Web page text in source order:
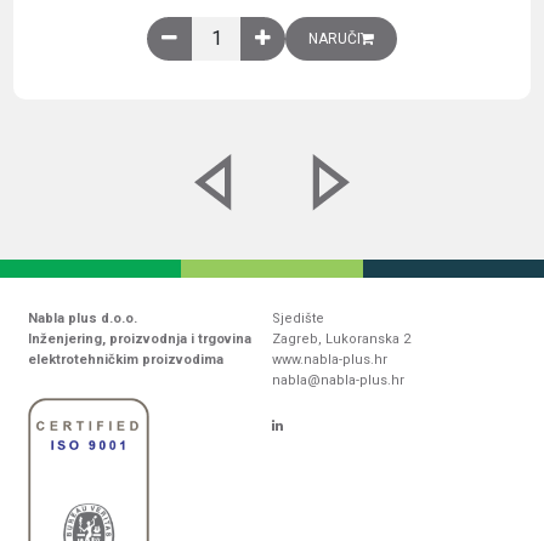
Obična montažna ploča V1000xŠ800mm,
NARUČI
Nabla plus d.o.o.
Inženjering, proizvodnja i trgovina
elektrotehničkim proizvodima
Sjedište
Zagreb, Lukoranska 2
www.nabla-plus.hr
nabla@nabla-plus.hr